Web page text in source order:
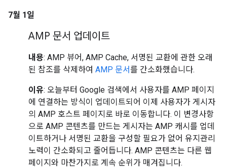
7월 1일
AMP 문서 업데이트
내용: AMP 뷰어, AMP Cache, 서명된 교환에 관한 오래
된 참조를 삭제하여 AMP 문서를 간소화했습니다.
이유: 오늘부터 Google 검색에서 사용자를 AMP 페이지
에 연결하는 방식이 업데이트되어 이제 사용자가 게시자
의 AMP 호스트 페이지로 바로 이동합니다. 이 변경사항
으로 AMP 콘텐츠를 만드는 게시자는 AMP 캐시를 업데
이트하거나 서명된 교환을 구성할 필요가 없어 유지관리
노력이 간소화되고 줄어듭니다. AMP 콘텐츠는 다른 웹
페이지와 마찬가지로 계속 순위가 매겨집니다.